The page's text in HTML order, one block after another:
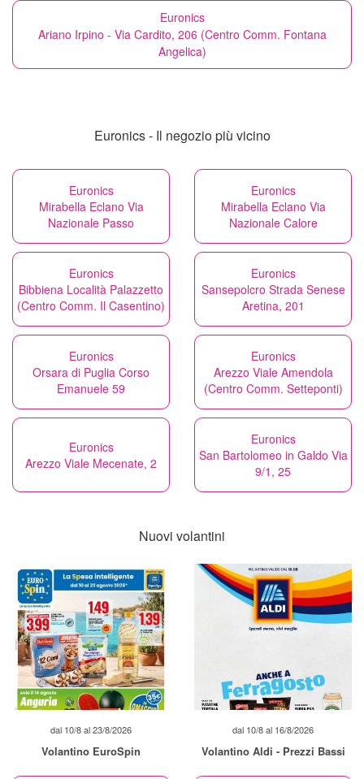
Euronics
Ariano Irpino - Via Cardito, 206 (Centro Comm. Fontana
Angelica)
Euronics - Il negozio più vicino
Euronics
Mirabella Eclano Via
Nazionale Passo
Euronics
Mirabella Eclano Via
Nazionale Calore
Euronics
Bibbiena Località Palazzetto
(Centro Comm. Il Casentino)
Euronics
Sansepolcro Strada Senese
Aretina, 201
Euronics
Orsara di Puglia Corso
Emanuele 59
Euronics
Arezzo Viale Amendola
(Centro Comm. Setteponti)
Euronics
Arezzo Viale Mecenate, 2
Euronics
San Bartolomeo in Galdo Via
9/1, 25
Nuovi volantini
dal 10/8 al 23/8/2026
Volantino EuroSpin
dal 10/8 al 16/8/2026
Volantino Aldi - Prezzi Bassi